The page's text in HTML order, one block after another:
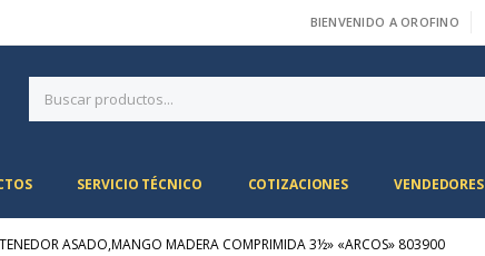
BIENVENIDO A OROFINO
SERVICIO TÉCNICO COTIZACIONES VENDEDORES
TENEDOR ASADO,MANGO MADERA COMPRIMIDA 3½» «ARCOS» 803900